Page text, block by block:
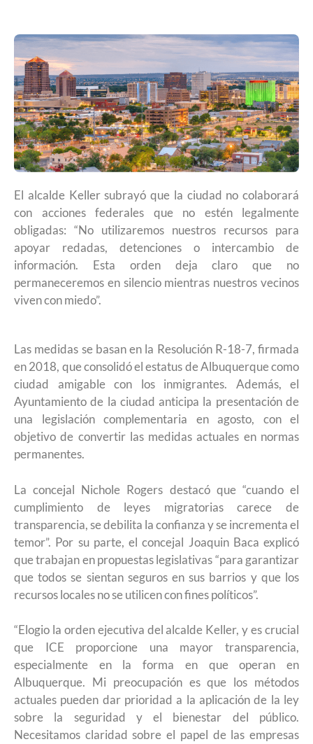
El alcalde Keller subrayó que la ciudad no colaborará
con acciones federales que no estén legalmente
obligadas: “No utilizaremos nuestros recursos para
apoyar redadas, detenciones o intercambio de
información. Esta orden deja claro que no
permaneceremos en silencio mientras nuestros vecinos
viven con miedo”.
Las medidas se basan en la Resolución R-18-7, firmada
en 2018, que consolidó el estatus de Albuquerque como
ciudad amigable con los inmigrantes. Además, el
Ayuntamiento de la ciudad anticipa la presentación de
una legislación complementaria en agosto, con el
objetivo de convertir las medidas actuales en normas
permanentes.
La concejal Nichole Rogers destacó que “cuando el
cumplimiento de leyes migratorias carece de
transparencia, se debilita la confianza y se incrementa el
temor”. Por su parte, el concejal Joaquin Baca explicó
que trabajan en propuestas legislativas “para garantizar
que todos se sientan seguros en sus barrios y que los
recursos locales no se utilicen con fines políticos”.
“Elogio la orden ejecutiva del alcalde Keller, y es crucial
que ICE proporcione una mayor transparencia,
especialmente en la forma en que operan en
Albuquerque. Mi preocupación es que los métodos
actuales pueden dar prioridad a la aplicación de la ley
sobre la seguridad y el bienestar del público.
Necesitamos claridad sobre el papel de las empresas